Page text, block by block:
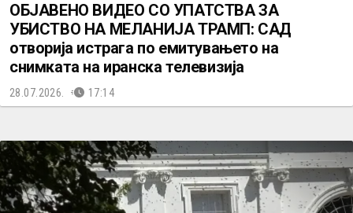
ОБЈАВЕНО ВИДЕО СО УПАТСТВА ЗА
УБИСТВО НА МЕЛАНИЈА ТРАМП: САД
отворија истрага по емитувањето на
снимката на иранска телевизија
28.07.2026. 17:14